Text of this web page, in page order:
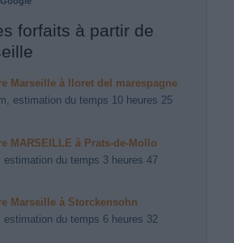
forfaits à partir de
Marseille à lloret del marespagne
estimation du temps 10 heures 25
MARSEILLE à Prats-de-Mollo
estimation du temps 3 heures 47
Marseille à Storckensohn
estimation du temps 6 heures 32